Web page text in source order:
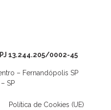
13.244.205/0002-45
– Fernandópolis SP
SP
Política de Cookies (UE)